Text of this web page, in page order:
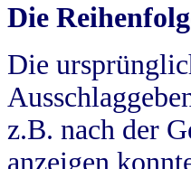
Die
Die
z.B. nach der
anzeigen